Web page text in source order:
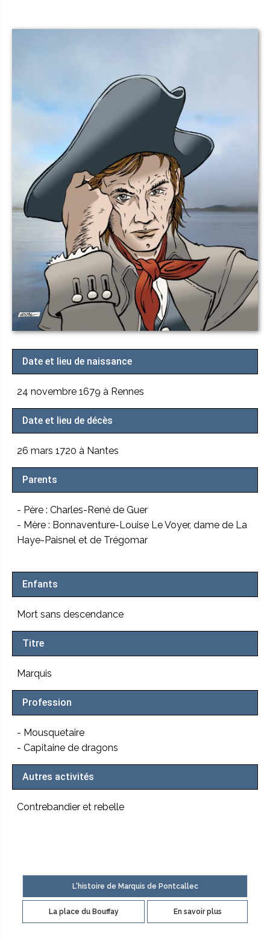
Date et lieu de naissance
24 novembre 1679 à Rennes
Date et lieu de décès
26 mars 1720 à Nantes
Parents
- Père : Charles-René de Guer
- Mère : Bonnaventure-Louise Le Voyer, dame de La
Haye-Paisnel et de Trégomar
Enfants
Mort sans descendance
Titre
Marquis
Profession
- Mousquetaire
- Capitaine de dragons
Autres activités
Contrebandier et rebelle
L'histoire de Marquis de Pontcallec
La place du Bouffay En savoir plus